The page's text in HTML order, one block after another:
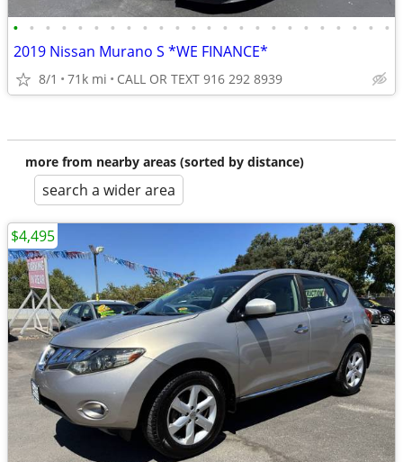
• • • • • • • • • • • • • • • • • • • • • • • •
2019 Nissan Murano S *WE FINANCE*
8/1 71k mi CALL OR TEXT 916 292 8939
more from nearby areas (sorted by distance)
search a wider area
$4,495